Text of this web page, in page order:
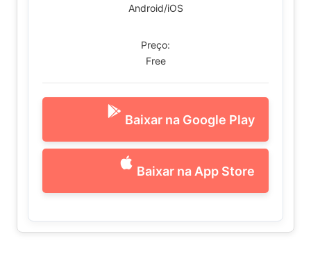
Android/iOS
Preço:
Free
Baixar na Google Play
Baixar na App Store